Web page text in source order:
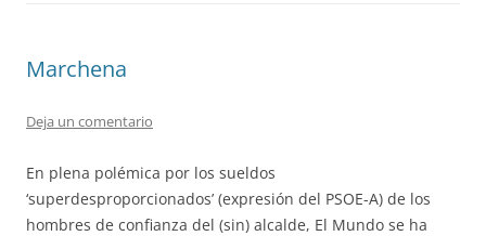
Marchena
Deja un comentario
En plena polémica por los sueldos
‘superdesproporcionados’ (expresión del PSOE-A) de los
hombres de confianza del (sin) alcalde, El Mundo se ha